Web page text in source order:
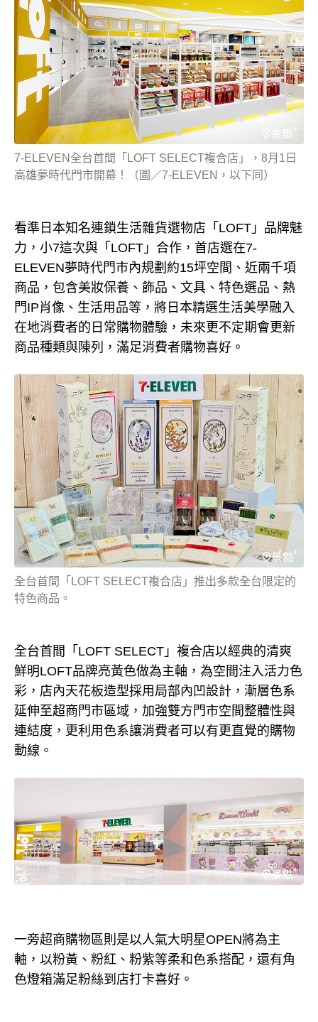
7-ELEVEN全台首間「LOFT SELECT複合店」，8月1日
高雄夢時代門市開幕！（圖／7-ELEVEN，以下同）
看準日本知名連鎖生活雜貨選物店「LOFT」品牌魅
力，小7這次與「LOFT」合作，首店選在7-
ELEVEN夢時代門市內規劃約15坪空間、近兩千項
商品，包含美妝保養、飾品、文具、特色選品、熱
門IP肖像、生活用品等，將日本精選生活美學融入
在地消費者的日常購物體驗，未來更不定期會更新
商品種類與陳列，滿足消費者購物喜好。
全台首間「LOFT SELECT複合店」推出多款全台限定的
特色商品。
全台首間「LOFT SELECT」複合店以經典的清爽
鮮明LOFT品牌亮黃色做為主軸，為空間注入活力色
彩，店內天花板造型採用局部內凹設計，漸層色系
延伸至超商門市區域，加強雙方門市空間整體性與
連結度，更利用色系讓消費者可以有更直覺的購物
動線。
一旁超商購物區則是以人氣大明星OPEN將為主
軸，以粉黃、粉紅、粉紫等柔和色系搭配，還有角
色燈箱滿足粉絲到店打卡喜好。